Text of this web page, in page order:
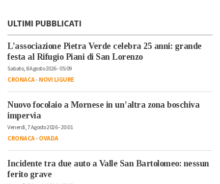
ULTIMI PUBBLICATI
L’associazione Pietra Verde celebra 25 anni: grande
festa al Rifugio Piani di San Lorenzo
Sabato, 8 Agosto 2026 - 05:09
CRONACA-NOVI LIGURE
Nuovo focolaio a Mornese in un’altra zona boschiva
impervia
Venerdì, 7 Agosto 2026 - 20:01
CRONACA-OVADA
Incidente tra due auto a Valle San Bartolomeo: nessun
ferito grave